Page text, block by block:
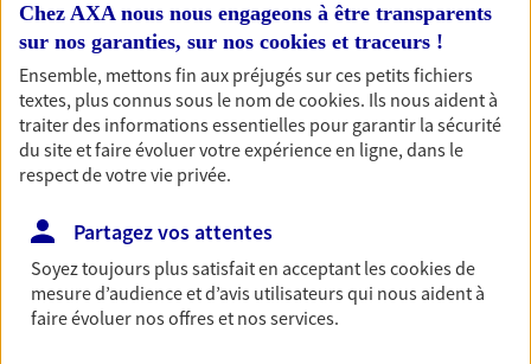
Nos offres phares
Épargne
Réalisez vos projets grâce à votre épargne : achat
immobilier, études des enfants ou voyage autour
du monde… Épargnez à votre rythme et
simplement, selon votre profil.
Chez AXA nous nous engageons à être transparents
sur nos garanties, sur nos cookies et traceurs !
Ensemble, mettons fin aux préjugés sur ces petits fichiers
textes, plus connus sous le nom decookies. Ils nous aident à
traiter des informations essentielles pour garantir la sécurité
du site et faire évoluer votre expérience en ligne, dans le
respect de votre vie privée.
Partagez vos attentes
Soyez toujours plus satisfait en acceptant lescookiesde
mesure d’audience et d’avis utilisateurs qui nous aident à
faire évoluer nos offres et nos services.